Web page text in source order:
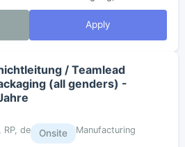
durch und unterstützt die
Apply
/ Teamlead
(all genders) -
RP, de Onsite Manufacturing